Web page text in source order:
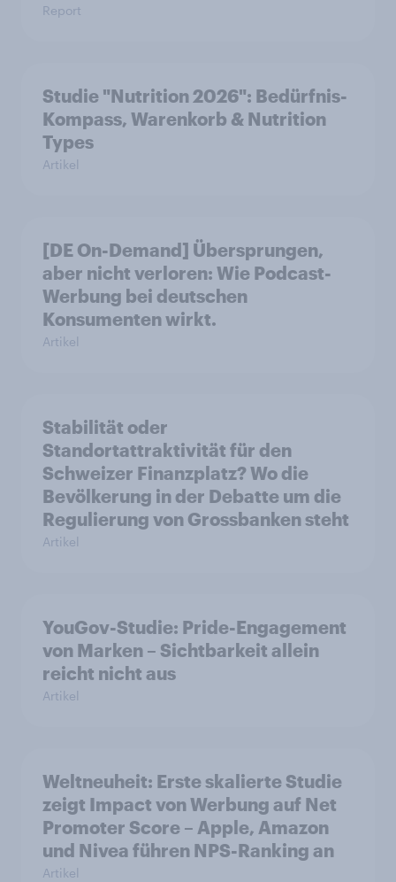
Report
Studie "Nutrition 2026": Bedürfnis-
Kompass, Warenkorb & Nutrition
Types
Artikel
[DE On-Demand] Übersprungen,
aber nicht verloren: Wie Podcast-
Werbung bei deutschen
Konsumenten wirkt.
Artikel
Stabilität oder
Standortattraktivität für den
Schweizer Finanzplatz? Wo die
Bevölkerung in der Debatte um die
Regulierung von Grossbanken steht
Artikel
YouGov-Studie: Pride-Engagement
von Marken – Sichtbarkeit allein
reicht nicht aus
Artikel
Weltneuheit: Erste skalierte Studie
zeigt Impact von Werbung auf Net
Promoter Score – Apple, Amazon
und Nivea führen NPS-Ranking an
Artikel